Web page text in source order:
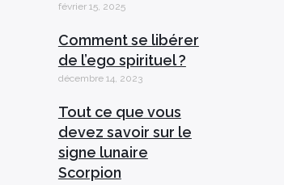
février 15, 2025
Comment se libérer
de l’ego spirituel ?
décembre 14, 2023
Tout ce que vous
devez savoir sur le
signe lunaire
Scorpion